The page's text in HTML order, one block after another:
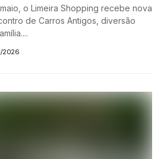
o Limeira Shopping recebe nova
de Carros Antigos, diversão
2026